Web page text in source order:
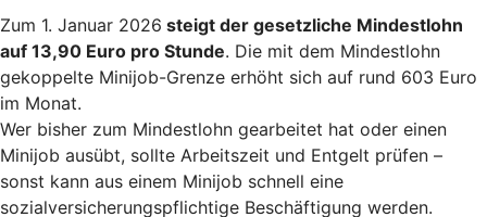
Zum 1. Januar 2026 steigt der gesetzliche Mindestlohn
auf 13,90 Euro pro Stunde. Die mit dem Mindestlohn
gekoppelte Minijob-Grenze erhöht sich auf rund 603 Euro
im Monat.
Wer bisher zum Mindestlohn gearbeitet hat oder einen
Minijob ausübt, sollte Arbeitszeit und Entgelt prüfen –
sonst kann aus einem Minijob schnell eine
sozialversicherungspflichtige Beschäftigung werden.